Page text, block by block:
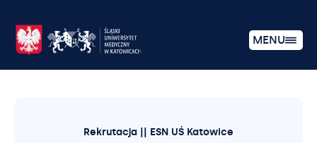
MENU
Rekrutacja || ESN UŚ Katowice